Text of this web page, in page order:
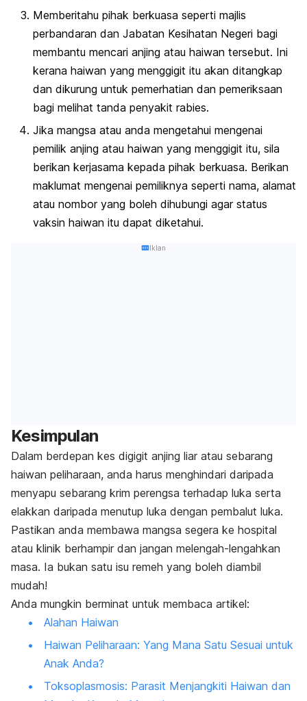
Memberitahu pihak berkuasa seperti majlis
perbandaran dan Jabatan Kesihatan Negeri bagi
membantu mencari anjing atau haiwan tersebut. Ini
kerana haiwan yang menggigit itu akan ditangkap
dan dikurung untuk pemerhatian dan pemeriksaan
bagi melihat tanda penyakit rabies.
Jika mangsa atau anda mengetahui mengenai
pemilik anjing atau haiwan yang menggigit itu, sila
berikan kerjasama kepada pihak berkuasa. Berikan
maklumat mengenai pemiliknya seperti nama, alamat
atau nombor yang boleh dihubungi agar status
vaksin haiwan itu dapat diketahui.
Iklan
Kesimpulan
Dalam berdepan kes digigit anjing liar atau sebarang
haiwan peliharaan, anda harus menghindari daripada
menyapu sebarang krim perengsa terhadap luka serta
elakkan daripada menutup luka dengan pembalut luka.
Pastikan anda membawa mangsa segera ke hospital
atau klinik berhampir dan jangan melengah-lengahkan
masa. Ia bukan satu isu remeh yang boleh diambil
mudah!
Anda mungkin berminat untuk membaca artikel:
Alahan Haiwan
Haiwan Peliharaan: Yang Mana Satu Sesuai untuk
Anak Anda?
Toksoplasmosis: Parasit Menjangkiti Haiwan dan